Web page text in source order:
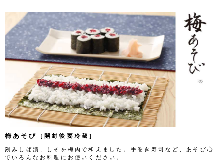
梅あそび ［開封後要冷蔵］
刻みしば漬、しそを梅肉で和えました。手巻き寿司など、あそび心
でいろんなお料理にお使いください。